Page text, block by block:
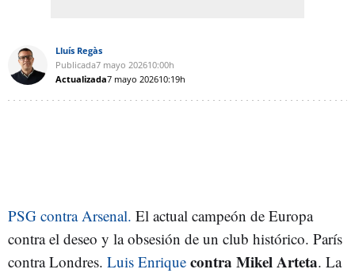
Lluís Regàs
Publicada7 mayo 202610:00h
Actualizada7 mayo 202610:19h
PSG contra Arsenal. El actual campeón de Europa
contra el deseo y la obsesión de un club histórico. París
contra Londres. Luis Enrique contra Mikel Arteta. La